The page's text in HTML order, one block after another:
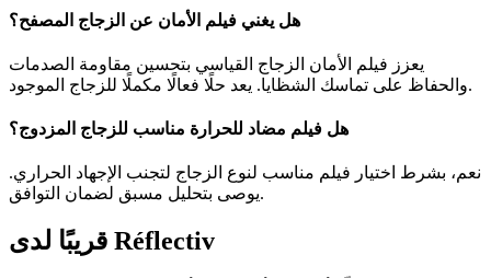
هل يغني فيلم الأمان عن الزجاج المصفح؟
يعزز فيلم الأمان الزجاج القياسي بتحسين مقاومة الصدمات
والحفاظ على تماسك الشظايا. يعد حلًا فعالًا مكملًا للزجاج الموجود.
هل فيلم مضاد للحرارة مناسب للزجاج المزدوج؟
نعم، بشرط اختيار فيلم مناسب لنوع الزجاج لتجنب الإجهاد الحراري.
يوصى بتحليل مسبق لضمان التوافق.
قريبًا لدى Réflectiv